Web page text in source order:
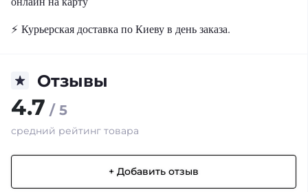
⚡️ Курьерская доставка по Киеву в день заказа.
Отзывы
4.7 / 5
средний рейтинг товара
+ Добавить отзыв